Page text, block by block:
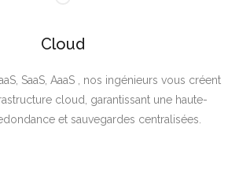
Cloud
SaaS, AaaS , nos ingénieurs vous créent
cloud, garantissant une haute-
et sauvegardes centralisées.